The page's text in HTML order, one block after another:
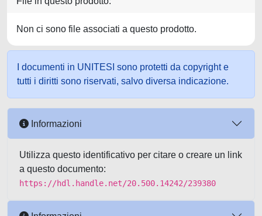
Non ci sono file associati a questo prodotto.
I documenti in UNITESI sono protetti da copyright e
tutti i diritti sono riservati, salvo diversa indicazione.
Informazioni
Utilizza questo identificativo per citare o creare un link
a questo documento:
https://hdl.handle.net/20.500.14242/239380